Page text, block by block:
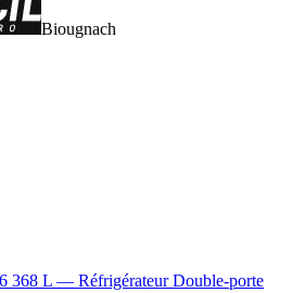
Biougnach
368 L — Réfrigérateur Double-porte